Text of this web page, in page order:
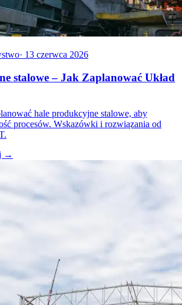
· 13 czerwca 2026
stalowe – Jak Zaplanować Układ
hale produkcyjne stalowe, aby
procesów. Wskazówki i rozwiązania od
→